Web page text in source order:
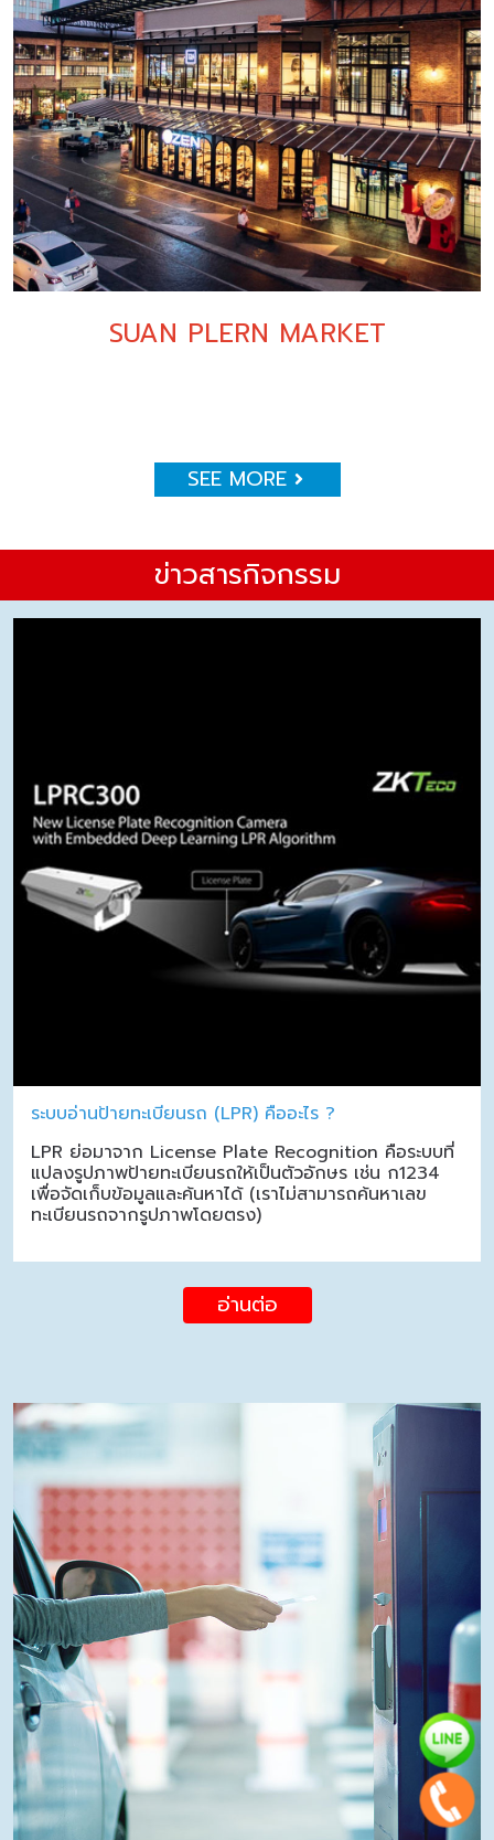
SUAN PLERN MARKET
SEE MORE
ข่าวสารกิจกรรม
ระบบอ่านป้ายทะเบียนรถ (LPR) คืออะไร ?
LPR ย่อมาจาก License Plate Recognition คือระบบที่
แปลงรูปภาพป้ายทะเบียนรถให้เป็นตัวอักษร เช่น ก1234
เพื่อจัดเก็บข้อมูลและค้นหาได้ (เราไม่สามารถค้นหาเลข
ทะเบียนรถจากรูปภาพโดยตรง)
อ่านต่อ